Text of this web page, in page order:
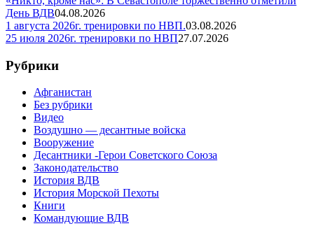
День ВДВ04.08.2026
1 августа 2026г. тренировки по НВП.03.08.2026
25 июля 2026г. тренировки по НВП27.07.2026
Рубрики
Афганистан
Без рубрики
Видео
Воздушно — десантные войска
Вооружение
Десантники -Герои Советского Союза
Законодательство
История ВДВ
История Морской Пехоты
Книги
Командующие ВДВ